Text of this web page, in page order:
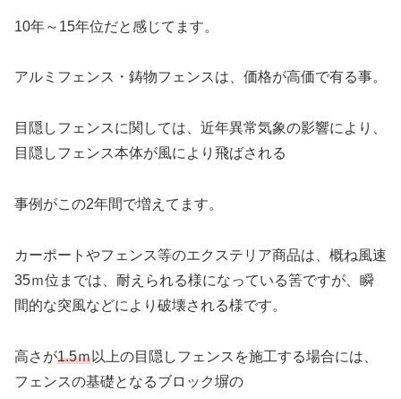
10年～15年位だと感じてます。
アルミフェンス・鋳物フェンスは、価格が高価で有る事。
目隠しフェンスに関しては、近年異常気象の影響により、
目隠しフェンス本体が風により飛ばされる
事例がこの2年間で増えてます。
カーポートやフェンス等のエクステリア商品は、概ね風速
35ｍ位までは、耐えられる様になっている筈ですが、瞬
間的な突風などにより破壊される様です。
高さが1.5ｍ以上の目隠しフェンスを施工する場合には、
フェンスの基礎となるブロック塀の